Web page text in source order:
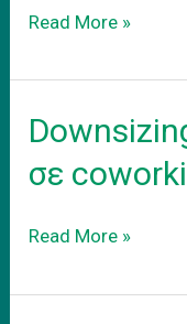
Eνοικιαση
εδρας
για
Read More »
σε
Downsizing
γραφειο
Read More »